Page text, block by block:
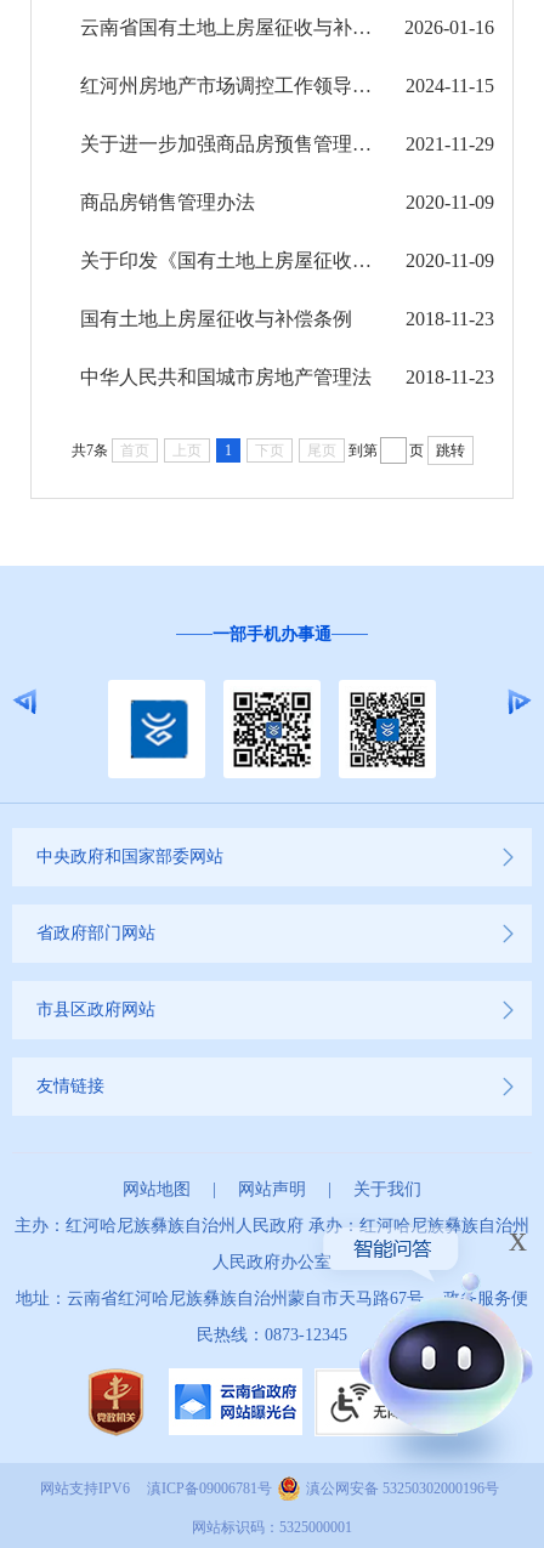
审计结果公告
公共资源交易信息公开
应急管理信息公开
环境保护信息公开
减税降费信息公开
重大建设项目信息公开
征地信息公开
国有土地上房屋征收补偿法规政策
红河州教育信息公开
医疗卫生机构信息公开
科技管理和项目经费信息公开
文化机构信息公开
旅游市场秩序和服务质量信息公开
就业创业信息公开
云南省网上新闻发布厅
商品房预售许可证信息公示
新闻发布
不动产登记
云南省国有土地上房屋征收与补偿办法 2026-01-16
红河州房地产市场调控工作领导小组办公室关于印发《红河州房地产市场平稳健康发展措施》的通知 2024-11-15
关于进一步加强商品房预售管理工作的通知 2021-11-29
商品房销售管理办法 2020-11-09
关于印发《国有土地上房屋征收评估办法》的通知 2020-11-09
国有土地上房屋征收与补偿条例 2018-11-23
中华人民共和国城市房地产管理法 2018-11-23
共7条 首页 上页 1 下页 尾页 到第 页 跳转
一部手机办事通
中央政府和国家部委网站
省政府部门网站
市县区政府网站
友情链接
网站地图 | 网站声明 | 关于我们
主办：红河哈尼族彝族自治州人民政府 承办：红河哈尼族彝族自治州
人民政府办公室
地址：云南省红河哈尼族彝族自治州蒙自市天马路67号 政务服务便
民热线：0873-12345
x
网站支持IPV6 滇ICP备09006781号 滇公网安备 53250302000196号
网站标识码：5325000001